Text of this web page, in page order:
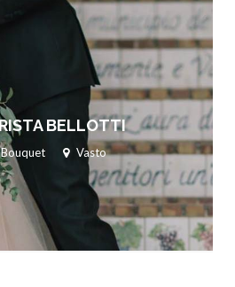
BELLOTTI
Vasto